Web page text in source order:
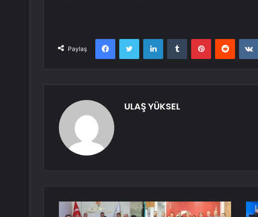
Paylaş
FacebookTwitter LinkedInTumblr PinterestReddit
ULAŞ YÜKSEL